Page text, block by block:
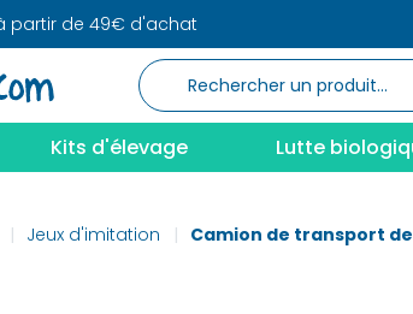
partir de 49€ d'achat
Kits d'élevage Lutte
Jeux d'imitation Camion de transport